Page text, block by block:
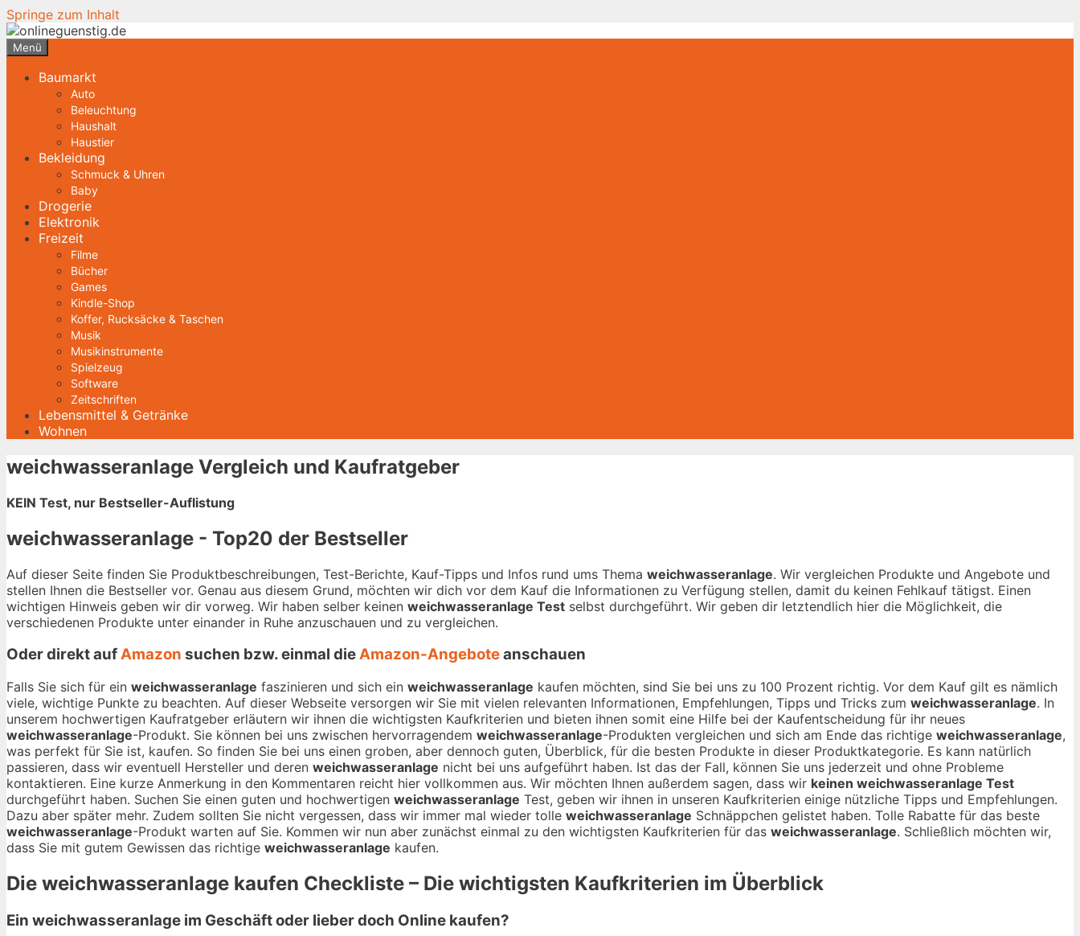
Springe zum Inhalt
Menü
Baumarkt
Auto
Beleuchtung
Haushalt
Haustier
Bekleidung
Schmuck & Uhren
Baby
Drogerie
Elektronik
Freizeit
Filme
Bücher
Games
Kindle-Shop
Koffer, Rucksäcke & Taschen
Musik
Musikinstrumente
Spielzeug
Software
Zeitschriften
Lebensmittel & Getränke
Wohnen
weichwasseranlage Vergleich und Kaufratgeber
KEIN Test, nur Bestseller-Auflistung
weichwasseranlage - Top20 der Bestseller
Auf dieser Seite finden Sie Produktbeschreibungen, Test-Berichte, Kauf-Tipps und Infos rund ums Thema weichwasseranlage. Wir vergleichen Produkte und Angebote und
stellen Ihnen die Bestseller vor. Genau aus diesem Grund, möchten wir dich vor dem Kauf die Informationen zu Verfügung stellen, damit du keinen Fehlkauf tätigst. Einen
wichtigen Hinweis geben wir dir vorweg. Wir haben selber keinen weichwasseranlage Test selbst durchgeführt. Wir geben dir letztendlich hier die Möglichkeit, die
verschiedenen Produkte unter einander in Ruhe anzuschauen und zu vergleichen.
Oder direkt aufAmazon suchen bzw. einmal dieAmazon-Angeboteanschauen
Falls Sie sich für ein weichwasseranlage faszinieren und sich ein weichwasseranlage kaufen möchten, sind Sie bei uns zu 100 Prozent richtig. Vor dem Kauf gilt es nämlich
viele, wichtige Punkte zu beachten. Auf dieser Webseite versorgen wir Sie mit vielen relevanten Informationen, Empfehlungen, Tipps und Tricks zum weichwasseranlage. In
unserem hochwertigen Kaufratgeber erläutern wir ihnen die wichtigsten Kaufkriterien und bieten ihnen somit eine Hilfe bei der Kaufentscheidung für ihr neues
weichwasseranlage-Produkt. Sie können bei uns zwischen hervorragendem weichwasseranlage-Produkten vergleichen und sich am Ende das richtige weichwasseranlage,
was perfekt für Sie ist, kaufen. So finden Sie bei uns einen groben, aber dennoch guten, Überblick, für die besten Produkte in dieser Produktkategorie. Es kann natürlich
passieren, dass wir eventuell Hersteller und deren weichwasseranlage nicht bei uns aufgeführt haben. Ist das der Fall, können Sie uns jederzeit und ohne Probleme
kontaktieren. Eine kurze Anmerkung in den Kommentaren reicht hier vollkommen aus. Wir möchten Ihnen außerdem sagen, dass wir keinen weichwasseranlage Test
durchgeführt haben. Suchen Sie einen guten und hochwertigen weichwasseranlage Test, geben wir ihnen in unseren Kaufkriterien einige nützliche Tipps und Empfehlungen.
Dazu aber später mehr. Zudem sollten Sie nicht vergessen, dass wir immer mal wieder tolle weichwasseranlage Schnäppchen gelistet haben. Tolle Rabatte für das beste
weichwasseranlage-Produkt warten auf Sie. Kommen wir nun aber zunächst einmal zu den wichtigsten Kaufkriterien für das weichwasseranlage. Schließlich möchten wir,
dass Sie mit gutem Gewissen das richtige weichwasseranlage kaufen.
Die weichwasseranlage kaufen Checkliste – Die wichtigsten Kaufkriterien im Überblick
Ein weichwasseranlage im Geschäft oder lieber doch Online kaufen?